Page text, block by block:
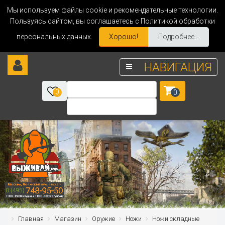
Мы используем файлы cookie и рекомендательные технологии.
Пользуясь сайтом, вы соглашаетесь с Политикой обработки
персональных данных.
Хорошо! Подробнее...
НАВИГАЦИЯ
0 0
Главная Магазин Оружие Ножи Ножи складные